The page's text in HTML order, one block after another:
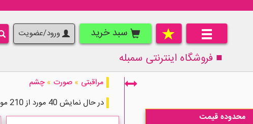
سبد خرید ورود/عضویت
■ فروشگاه اینترنتی سمبله
محدوده قیمت
مراقبتی » صورت »چشم
در حال نمایش 40 مورد از 210 مورد